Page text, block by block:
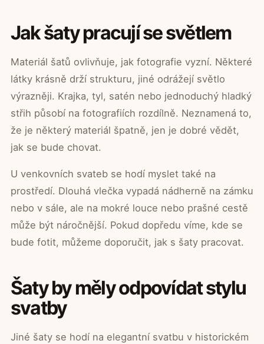
Jak šaty pracují se světlem
Materiál šatů ovlivňuje, jak fotografie vyzní. Některé
látky krásně drží strukturu, jiné odrážejí světlo
výrazněji. Krajka, tyl, satén nebo jednoduchý hladký
střih působí na fotografiích rozdílně. Neznamená to,
že je některý materiál špatně, jen je dobré vědět,
jak se bude chovat.
U venkovních svateb se hodí myslet také na
prostředí. Dlouhá vlečka vypadá nádherně na zámku
nebo v sále, ale na mokré louce nebo prašné cestě
může být náročnější. Pokud dopředu víme, kde se
bude fotit, můžeme doporučit, jak s šaty pracovat.
Šaty by měly odpovídat stylu
svatby
Jiné šaty se hodí na elegantní svatbu v historickém